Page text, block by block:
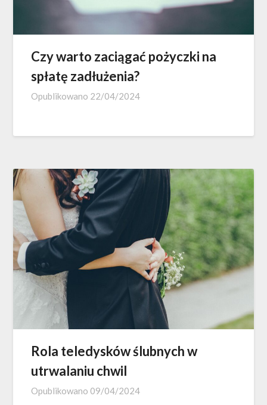
Czy warto zaciągać pożyczki na
spłatę zadłużenia?
Opublikowano 22/04/2024
Rola teledysków ślubnych w
utrwalaniu chwil
Opublikowano 09/04/2024